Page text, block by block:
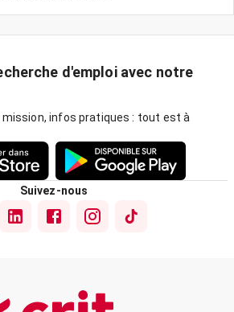
d'emploi avec notre
infos pratiques : tout est à
Suivez-nous